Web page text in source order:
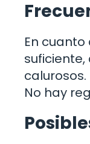
En
No hay